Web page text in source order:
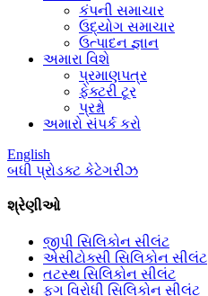
કંપની સમાચાર
ઉદ્યોગ સમાચાર
ઉત્પાદન જ્ઞાન
અમારા વિશે
પ્રમાણપત્ર
ફેક્ટરી ટૂર
પ્રશ્નો
અમારો સંપર્ક કરો
English
બધી પ્રોડક્ટ કેટેગરીઝ
શ્રેણીઓ
જીપી સિલિકોન સીલંટ
એસીટોક્સી સિલિકોન સીલંટ
તટસ્થ સિલિકોન સીલંટ
ફૂગ વિરોધી સિલિકોન સીલંટ